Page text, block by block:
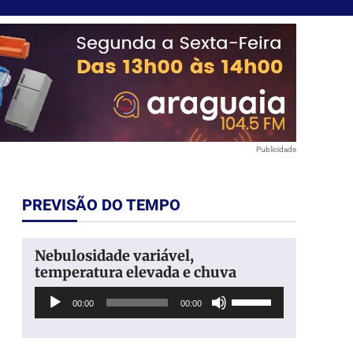
Publicidade
PREVISÃO DO TEMPO
Nebulosidade variável,
temperatura elevada e chuva
Tocador
00:00 00:00